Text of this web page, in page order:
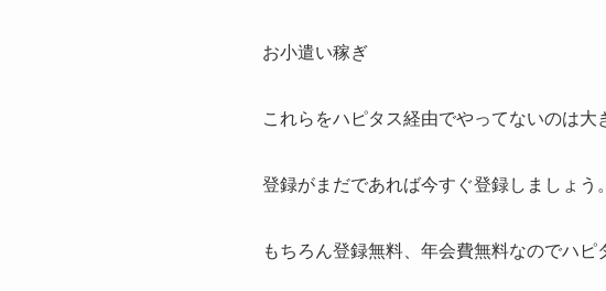
お小遣い稼ぎ
これらをハピタス経由でやってないのは大
登録がまだであれば今すぐ登録しましょう。
もちろん登録無料、年会費無料なのでハ